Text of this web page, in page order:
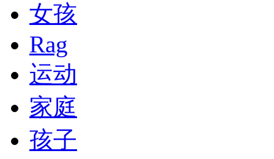
女孩
Rag
运动
家庭
孩子